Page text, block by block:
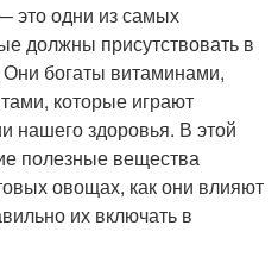
это одни из самых
должны присутствовать в
богаты витаминами,
которые играют
нашего здоровья. В этой
полезные вещества
овощах, как они влияют
их включать в